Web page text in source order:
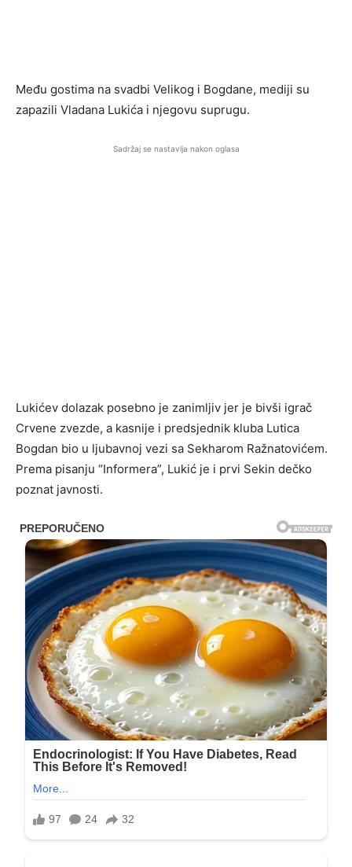
Među gostima na svadbi Velikog i Bogdane, mediji su
zapazili Vladana Lukića i njegovu suprugu.
Sadržaj se nastavlja nakon oglasa
Lukićev dolazak posebno je zanimljiv jer je bivši igrač
Crvene zvezde, a kasnije i predsjednik kluba Lutica
Bogdan bio u ljubavnoj vezi sa Sekharom Ražnatovićem.
Prema pisanju “Informera”, Lukić je i prvi Sekin dečko
poznat javnosti.